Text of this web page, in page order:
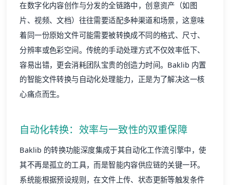
在数字化内容创作与分发的全链路中，创意资产（如图
片、视频、文档）往往需要适配多种渠道和场景，这意味
着同一份原始文件可能需要被转换成不同的格式、尺寸、
分辨率或色彩空间。传统的手动处理方式不仅效率低下、
容易出错，更会消耗团队宝贵的创造力时间。Baklib 内置
的智能文件转换与自动化处理能力，正是为了解决这一核
心痛点而生。
自动化转换：效率与一致性的双重保障
Baklib 的转换功能深度集成于其自动化工作流引擎中，使
其不再是孤立的工具，而是智能内容供应链的关键一环。
系统能根据预设规则，在文件上传、状态更新等触发条件